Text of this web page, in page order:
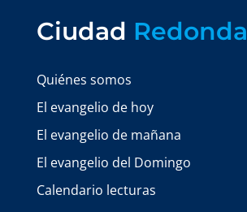
Ciudad Redonda
Quiénes somos
El evangelio de hoy
El evangelio de mañana
El evangelio del Domingo
Calendario lecturas